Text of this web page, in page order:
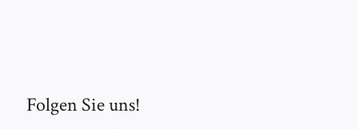
Folgen Sie uns!